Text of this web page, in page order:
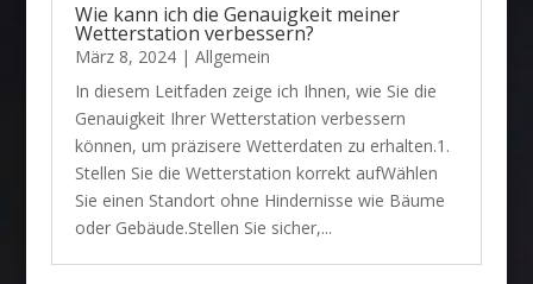
Wie kann ich die Genauigkeit meiner
Wetterstation verbessern?
März 8, 2024| Allgemein
In diesem Leitfaden zeige ich Ihnen, wie Sie die
Genauigkeit Ihrer Wetterstation verbessern
können, um präzisere Wetterdaten zu erhalten.1.
Stellen Sie die Wetterstation korrekt aufWählen
Sie einen Standort ohne Hindernisse wie Bäume
oder Gebäude.Stellen Sie sicher,...